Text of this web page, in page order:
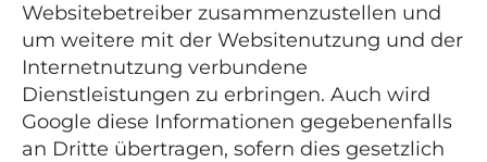
Websitebetreiber zusammenzustellen und
um weitere mit der Websitenutzung und der
Internetnutzung verbundene
Dienstleistungen zu erbringen. Auch wird
Google diese Informationen gegebenenfalls
an Dritte übertragen, sofern dies gesetzlich